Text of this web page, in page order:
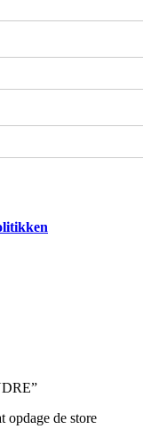
opdage de store